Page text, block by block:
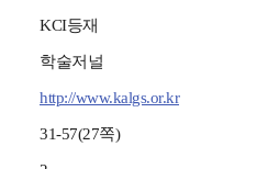
KCI등재
학술저널
http://www.kalgs.or.kr
31-57(27쪽)